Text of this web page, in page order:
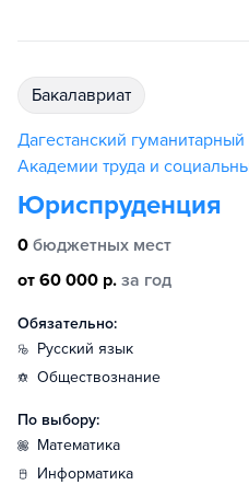
бакалавриат
Дагестанский гуманитарный
Академии труда и
Юриспруденция
0 бюджетных мест
от 60 000 р. за год
Обязательно:
русский язык
обществознание
По выбору:
математика
информатика